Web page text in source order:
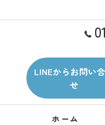
LINEからお問い
せ
ホーム